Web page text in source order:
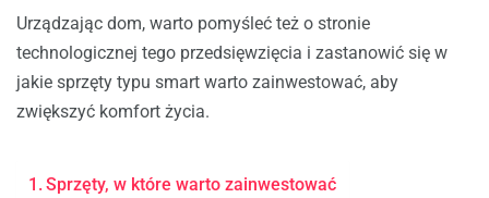
Urządzając dom, warto pomyśleć też o stronie
technologicznej tego przedsięwzięcia i zastanowić się w
jakie sprzęty typu smart warto zainwestować, aby
zwiększyć komfort życia.
Sprzęty, w które warto zainwestować